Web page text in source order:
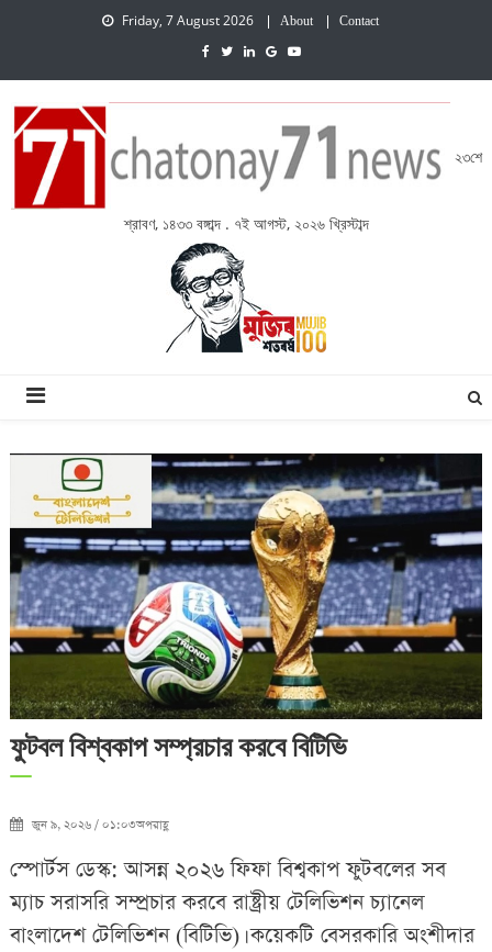
Friday, 7 August 2026 About Contact
২৩শে
শ্রাবণ, ১৪৩৩ বঙ্গাব্দ . ৭ই আগস্ট, ২০২৬ খ্রিস্টাব্দ
ফুটবল বিশ্বকাপ সম্প্রচার করবে বিটিভি
জুন ৯, ২০২৬ / ০১:০৩অপরাহ্ণ
স্পোর্টস ডেস্ক: আসন্ন ২০২৬ ফিফা বিশ্বকাপ ফুটবলের সব
ম্যাচ সরাসরি সম্প্রচার করবে রাষ্ট্রীয় টেলিভিশন চ্যানেল
বাংলাদেশ টেলিভিশন (বিটিভি)। কয়েকটি বেসরকারি অংশীদার